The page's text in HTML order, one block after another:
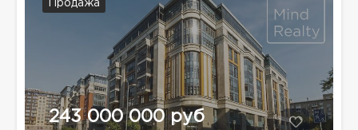
Продажа
243 000 000 руб